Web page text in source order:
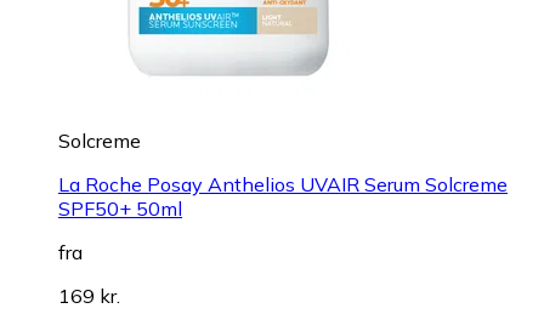
Solcreme
La Roche Posay Anthelios UVAIR Serum Solcreme
SPF50+ 50ml
fra
169 kr.